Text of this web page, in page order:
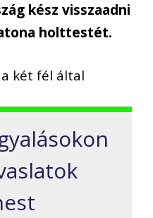
kész visszaadni
holttestét.
két fél által